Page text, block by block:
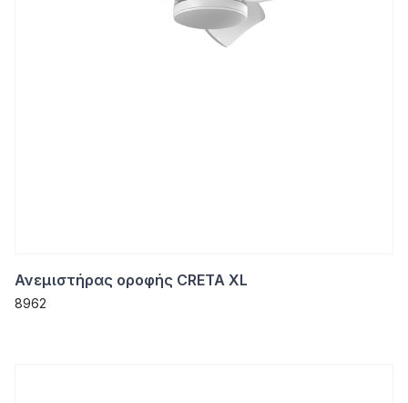
Ανεμιστήρας οροφής CRETA XL
8962